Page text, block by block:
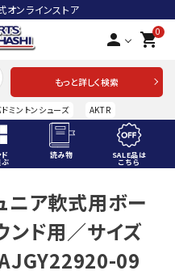
オンラインストア
person 0
shopping_cart
もっと詳しく検索
ミントンシューズ AKTR
読み物 SALE品は
こちら
ニア軟式用ボー
ンド用／サイズ
09